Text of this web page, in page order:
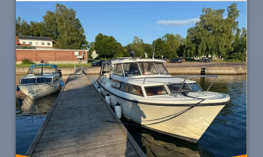
sunniva
TheWarning
tog
togtur
Vy